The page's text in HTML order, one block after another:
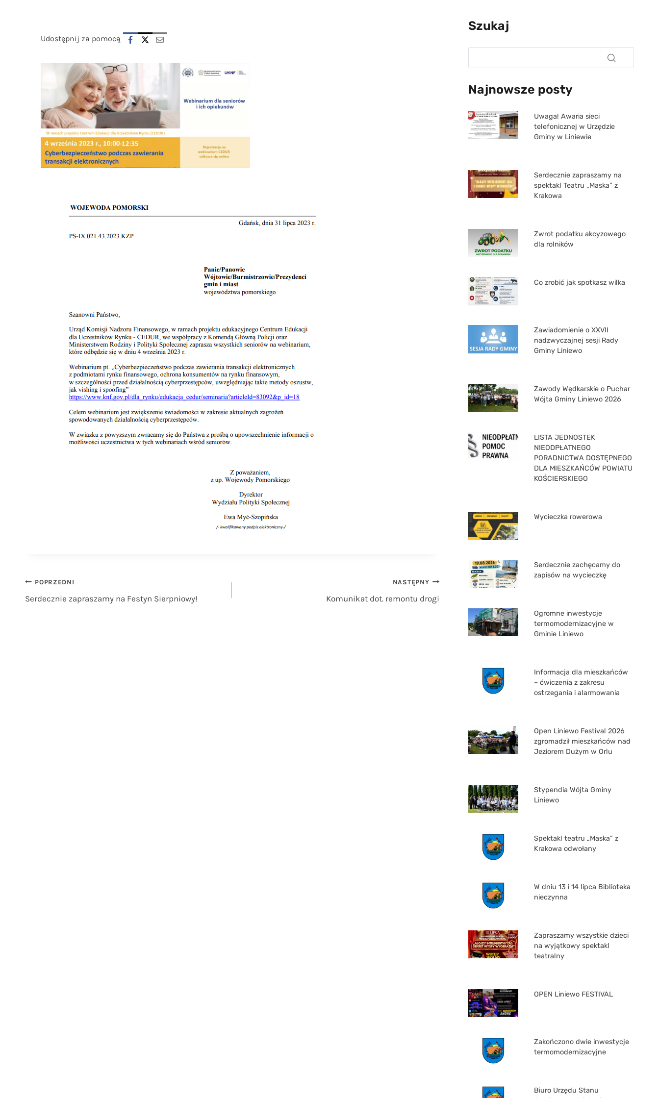
Udostępnij za pomocą
Nawigacja
POPRZEDNI
Serdecznie zapraszamy na Festyn Sierpniowy!
NASTĘPNY
Komunikat dot. remontu drogi
Szukaj
Najnowsze posty
Uwaga! Awaria sieci
telefonicznej w Urzędzie
Gminy w Liniewie
Serdecznie zapraszamy na
spektakl Teatru „Maska” z
Krakowa
Zwrot podatku akcyzowego
dla rolników
Co zrobić jak spotkasz wilka
Zawiadomienie o XXVII
nadzwyczajnej sesji Rady
Gminy Liniewo
Zawody Wędkarskie o Puchar
Wójta Gminy Liniewo 2026
LISTA JEDNOSTEK
NIEODPŁATNEGO
PORADNICTWA DOSTĘPNEGO
DLA MIESZKAŃCÓW POWIATU
KOŚCIERSKIEGO
Wycieczka rowerowa
Serdecznie zachęcamy do
zapisów na wycieczkę
Ogromne inwestycje
termomodernizacyjne w
Gminie Liniewo
Informacja dla mieszkańców
– ćwiczenia z zakresu
ostrzegania i alarmowania
Open Liniewo Festival 2026
zgromadził mieszkańców nad
Jeziorem Dużym w Orlu
Stypendia Wójta Gminy
Liniewo
Spektakl teatru „Maska” z
Krakowa odwołany
W dniu 13 i 14 lipca Biblioteka
nieczynna
Zapraszamy wszystkie dzieci
na wyjątkowy spektakl
teatralny
OPEN Liniewo FESTIVAL
Zakończono dwie inwestycje
termomodernizacyjne
Biuro Urzędu Stanu